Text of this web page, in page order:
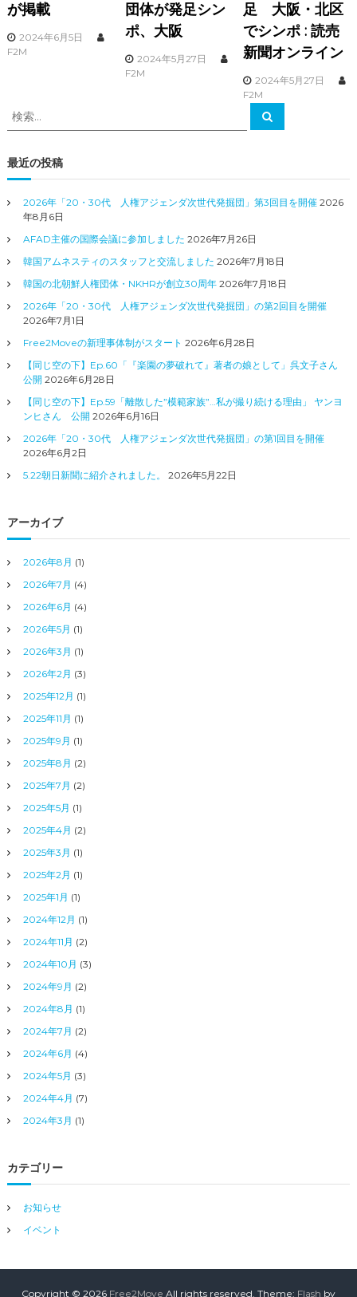
ン
が掲載
2024年6月5日
F2M
団体が発足シン
ポ、大阪
2024年5月27日
F2M
足 大阪・北区
でシンポ : 読売
新聞オンライン
2024年5月27日
F2M
検
索
象
:
検
索
最近の投稿
2026年「20・30代 人権アジェンダ次世代発掘団」第3回目を開催 2026
年8月6日
AFAD主催の国際会議に参加しました 2026年7月26日
韓国アムネスティのスタッフと交流しました 2026年7月18日
韓国の北朝鮮人権団体・NKHRが創立30周年 2026年7月18日
2026年「20・30代 人権アジェンダ次世代発掘団」の第2回目を開催
2026年7月1日
Free2Moveの新理事体制がスタート 2026年6月28日
【同じ空の下】Ep.60「『楽園の夢破れて』著者の娘として」呉文子さん
公開 2026年6月28日
【同じ空の下】Ep.59「離散した”模範家族”…私が撮り続ける理由」 ヤンヨ
ンヒさん 公開 2026年6月16日
2026年「20・30代 人権アジェンダ次世代発掘団」の第1回目を開催
2026年6月2日
5.22朝日新聞に紹介されました。
2026年5月22日
アーカイブ
2026年8月 (1)
2026年7月 (4)
2026年6月 (4)
2026年5月 (1)
2026年3月 (1)
2026年2月 (3)
2025年12月 (1)
2025年11月 (1)
2025年9月 (1)
2025年8月 (2)
2025年7月 (2)
2025年5月 (1)
2025年4月 (2)
2025年3月 (1)
2025年2月 (1)
2025年1月 (1)
2024年12月 (1)
2024年11月 (2)
2024年10月 (3)
2024年9月 (2)
2024年8月 (1)
2024年7月 (2)
2024年6月 (4)
2024年5月 (3)
2024年4月 (7)
2024年3月 (1)
カテゴリー
お知らせ
イベント
Copyright © 2026 Free2Move All rights reserved. Theme: Flash by